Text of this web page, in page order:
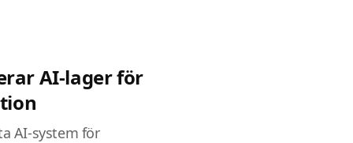
AI-lager för
AI-system för